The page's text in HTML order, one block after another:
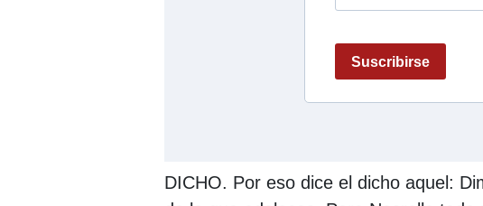
DICHO. Por eso dice el dicho aquel: